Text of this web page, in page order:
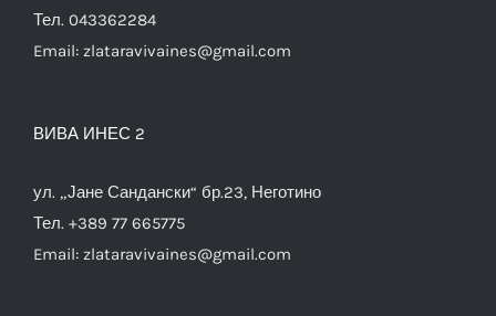
Тел. 043362284
Email: zlataravivaines@gmail.com
ВИВА ИНЕС 2
ул. „Јане Сандански“ бр.23, Неготино
Тел. +389 77 665775
Email: zlataravivaines@gmail.com